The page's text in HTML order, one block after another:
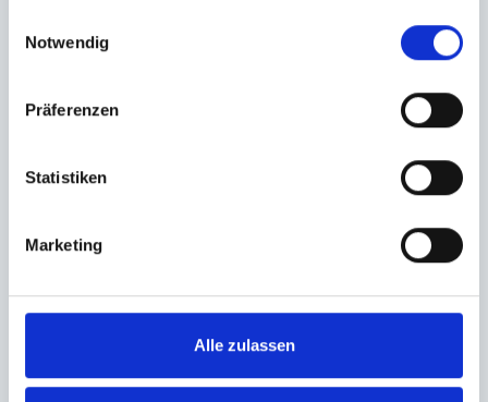
Notwendig
Präferenzen
Statistiken
Marketing
Alle zulassen
zu, dass meine Angaben und Daten zur Beantwortung meiner Anfrage
Hinweis: Sie können Ihre Einwilligung jederzeit für die Zukunft per E-Mail
an info@hegerich-immobilien.de widerrufen. *